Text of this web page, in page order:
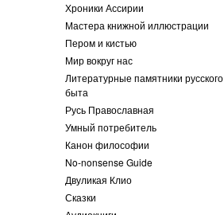
Хроники Ассирии
Мастера книжной иллюстрации
Пером и кистью
Мир вокруг нас
Литературные памятники русского
быта
Русь Православная
Умный потребитель
Канон философии
No-nonsense Guide
Двуликая Клио
Сказки